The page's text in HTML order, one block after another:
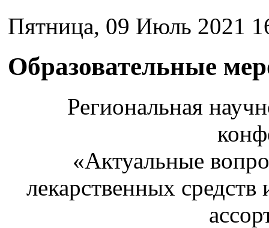
Пятница, 09 Июль 2021
Образовательные
Региональная
«Актуальные
лекарственных средств